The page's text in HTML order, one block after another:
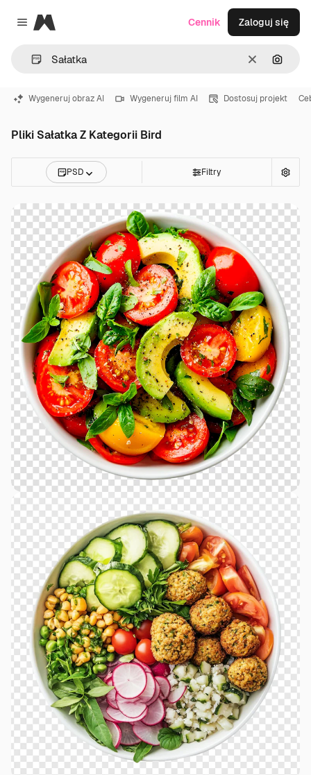
Close menu
Magnific
WyczyśćSzukaj
Cennik Zaloguj się
Wygeneruj obraz AI Wygeneruj film AI Dostosuj projekt
Pliki Sałatka Z Kategorii Bird
PSD Filtry